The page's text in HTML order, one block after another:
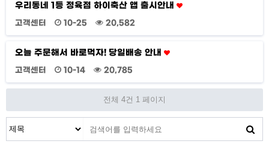
우리동네 1등 정육점 하이축산 앱 출시안내
고객센터 10-25 20,582
오늘 주문해서 바로먹자! 당일배송 안내
고객센터 10-14 20,785
전체 4건 1 페이지